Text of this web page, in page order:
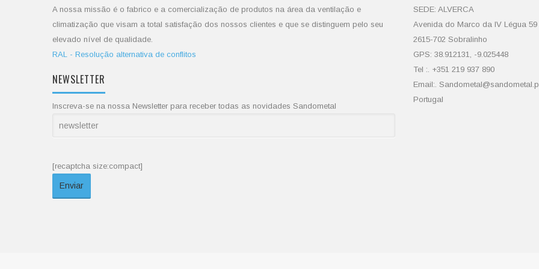
A nossa missão é o fabrico e a comercialização de produtos na área da ventilação e
climatização que visam a total satisfação dos nossos clientes e que se distinguem pelo seu
elevado nível de qualidade.
RAL - Resolução alternativa de conflitos
NEWSLETTER
Inscreva-se na nossa Newsletter para receber todas as novidades Sandometal
[recaptcha size:compact]
SEDE: ALVERCA
Avenida do Marco da IV Légua 59
2615-702 Sobralinho
GPS: 38.912131, -9.025448
Tel :. +351 219 937 890
Email:.
Portugal